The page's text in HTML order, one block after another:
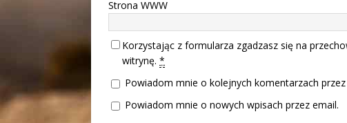
Strona WWW
Korzystając z formularza zgadzasz się na
witrynę. *
Powiadom mnie o kolejnych komentarzach przez
Powiadom mnie o nowych wpisach przez email.